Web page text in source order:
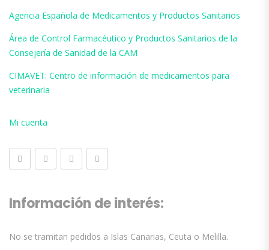
Agencia Española de Medicamentos y Productos Sanitarios
Área de Control Farmacéutico y Productos Sanitarios de la
Consejería de Sanidad de la CAM
CIMAVET: Centro de información de medicamentos para
veterinaria
Mi cuenta
Información de interés:
No se tramitan pedidos a Islas Canarias, Ceuta o Melilla.